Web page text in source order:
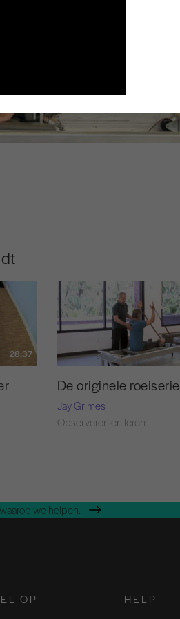
28:37
De originele roeiserie
Jay Grimes
Observeren en leren
we helpen.
OP HELP